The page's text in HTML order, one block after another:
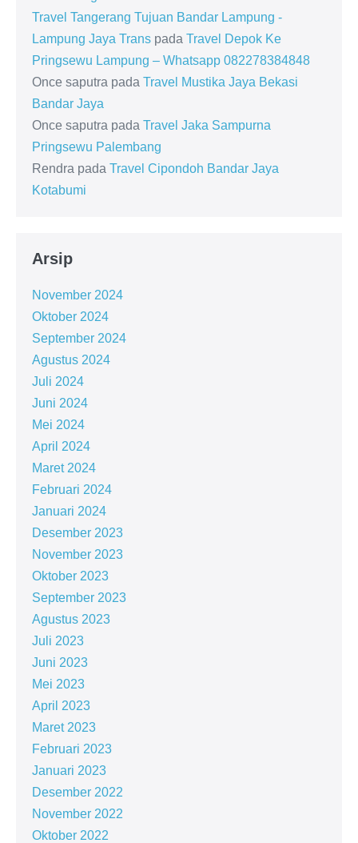
Travel Tangerang Tujuan Bandar Lampung -
Lampung Jaya Trans pada Travel Depok Ke
Pringsewu Lampung – Whatsapp 082278384848
Once saputra pada Travel Mustika Jaya Bekasi
Bandar Jaya
Once saputra pada Travel Jaka Sampurna
Pringsewu Palembang
Rendra pada Travel Cipondoh Bandar Jaya
Kotabumi
Arsip
November 2024
Oktober 2024
September 2024
Agustus 2024
Juli 2024
Juni 2024
Mei 2024
April 2024
Maret 2024
Februari 2024
Januari 2024
Desember 2023
November 2023
Oktober 2023
September 2023
Agustus 2023
Juli 2023
Juni 2023
Mei 2023
April 2023
Maret 2023
Februari 2023
Januari 2023
Desember 2022
November 2022
Oktober 2022